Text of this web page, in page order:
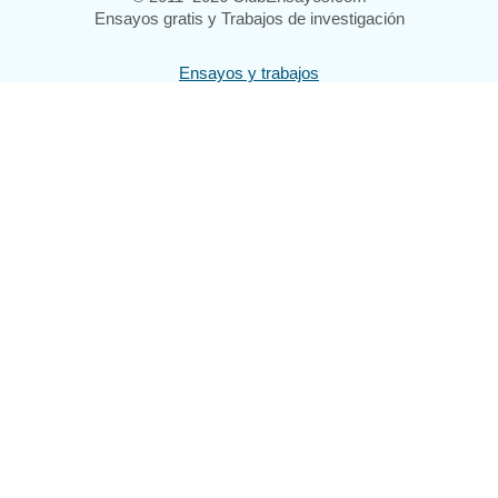
Ensayos gratis y Trabajos de investigación
Ensayos y trabajos